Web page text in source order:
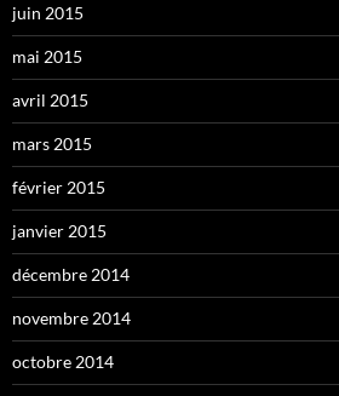
juin 2015
mai 2015
avril 2015
mars 2015
février 2015
janvier 2015
décembre 2014
novembre 2014
octobre 2014